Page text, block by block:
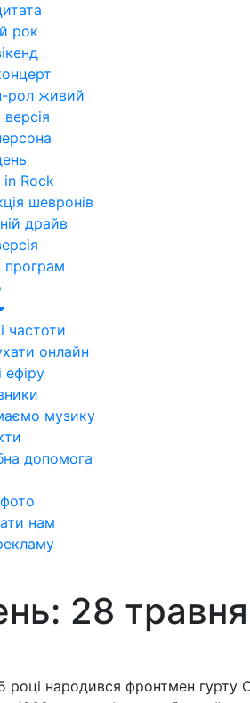
рок
рол живий
in Rock
шевронів
драйв
програм
частоти
онлайн
ефіру
музику
допомога
нам
28 травня
році народився фронтмен